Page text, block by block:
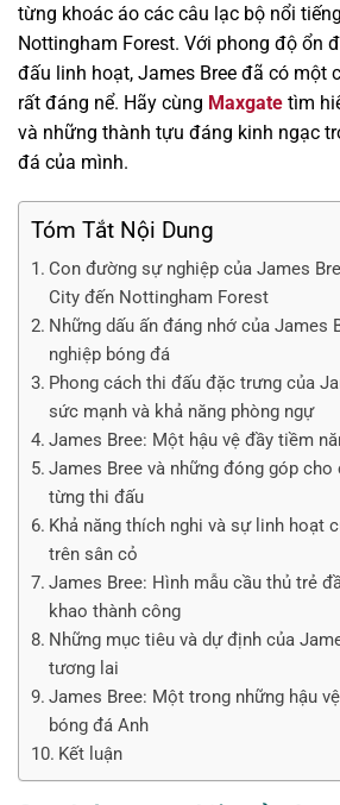
từng khoác áo các câu lạc bộ nổi
Nottingham Forest. Với phong độ ổn
đấu linh hoạt, James Bree đã có một
rất đáng nể. Hãy cùng Maxgate tìm
và những thành tựu đáng kinh ngạc
đá của mình.
Tóm Tắt Nội Dung
Con đường sự nghiệp của James
City đến Nottingham Forest
Những dấu ấn đáng nhớ của James
nghiệp bóng đá
Phong cách thi đấu đặc trưng của
sức mạnh và khả năng phòng ngự
James Bree: Một hậu vệ đầy tiềm
James Bree và những đóng góp cho
từng thi đấu
Khả năng thích nghi và sự linh hoạt
trên sân cỏ
James Bree: Hình mẫu cầu thủ trẻ
khao thành công
Những mục tiêu và dự định của
tương lai
James Bree: Một trong những hậu
bóng đá Anh
Kết luận